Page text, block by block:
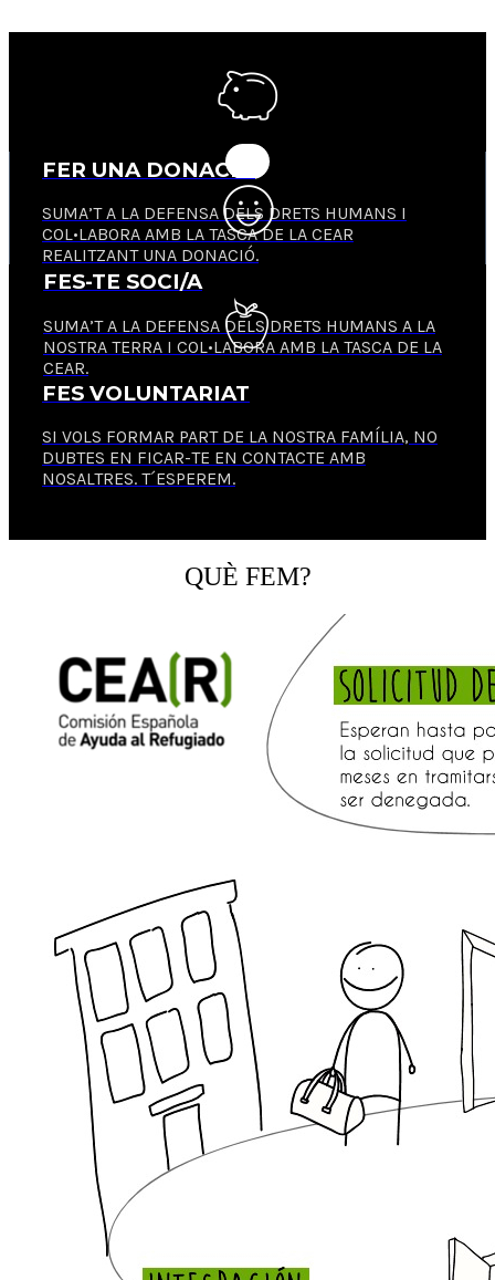
FER UNA DONACIÓ
SUMA’T A LA DEFENSA DELS DRETS HUMANS I
COL•LABORA AMB LA TASCA DE LA CEAR
REALITZANT UNA DONACIÓ.
FES-TE SOCI/A
SUMA’T A LA DEFENSA DELS DRETS HUMANS A LA
NOSTRA TERRA I COL•LABORA AMB LA TASCA DE LA
CEAR.
FES VOLUNTARIAT
SI VOLS FORMAR PART DE LA NOSTRA FAMÍLIA, NO
DUBTES EN FICAR-TE EN CONTACTE AMB
NOSALTRES. T´ESPEREM.
QUÈ FEM?